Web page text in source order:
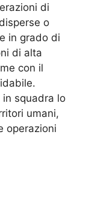
di
o
in grado di
di alta
con il
squadra lo
umani,
operazioni